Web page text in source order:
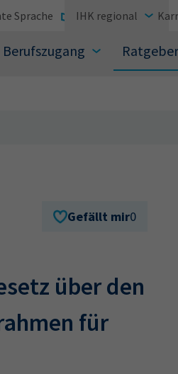
Berufszugang Ratgeber
Sprache IHK regional
Begriffen
Gefällt mir0
über den
für